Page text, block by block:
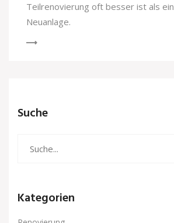
Teilrenovierung oft besser ist als
Neuanlage.
Suche
Kategorien